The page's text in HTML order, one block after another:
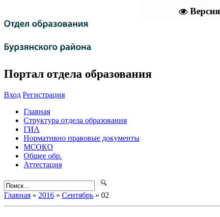
Портал отдела образования
Вход Регистрация
Главная
Структура отдела образования
ГИА
Нормативно правовые документы
МСОКО
Общее обр.
Аттестация
Главная » 2016 » Сентябрь » 02